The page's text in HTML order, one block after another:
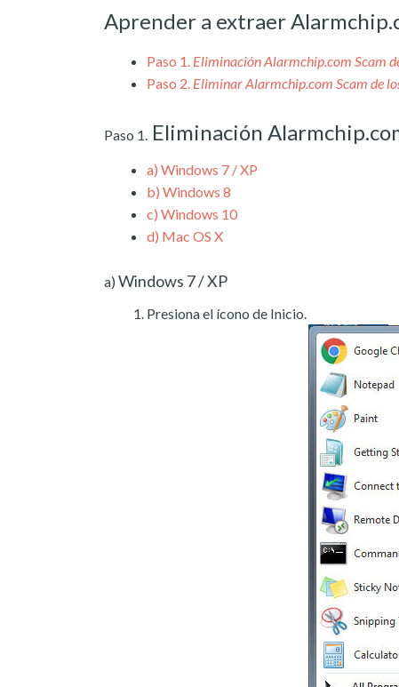
Aprender a extraer
Paso 1. Eliminación Alarmchip.com Scam
Paso 2. Eliminar Alarmchip.com Scam de
Paso 1. Eliminación
a) Windows 7 / XP
b) Windows 8
c) Windows 10
d) Mac OS X
a) Windows 7 / XP
Presiona el ícono de Inicio.